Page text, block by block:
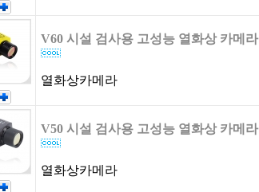
V60 시설 검사용 고성능 열화상 카메라
열화상카메라
V50 시설 검사용 고성능 열화상 카메라
열화상카메라